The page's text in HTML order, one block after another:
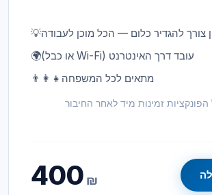
💡צורך להגדיר כלום — הכל מוכן לעבודה
🌍
עובד דרך האינטרנט (Wi-Fi או כבל)
👨‍👩‍👧 מתאים לכל המשפחה
הפונקציות זמינות מיד לאחר החיבור
400 ₪